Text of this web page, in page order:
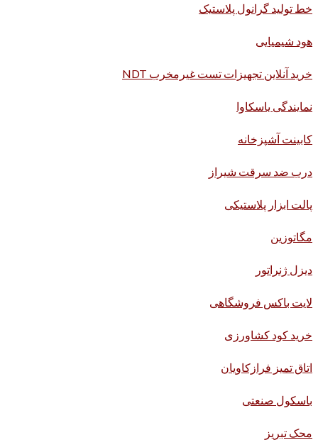
خط تولید گرانول پلاستیک
هود شیمیایی
خرید آنلاین تجهیزات تست غیرمخرب NDT
نمایندگی یاسکاوا
کابینت آشپزخانه
درب ضد سرقت شیراز
پالت ابزار پلاستیکی
مگاتوزین
دیزل ژنراتور
لایت باکس فروشگاهی
خرید کود کشاورزی
اتاق تمیز فرازکاویان
باسکول صنعتی
محک تبریز